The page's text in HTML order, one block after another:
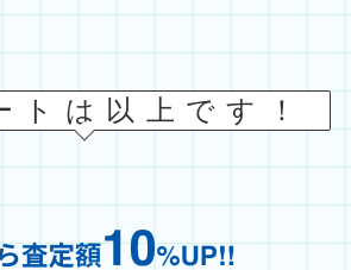
トは以上です！